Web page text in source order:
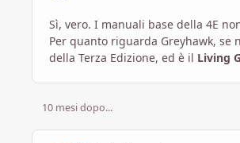
Sì, vero. I manuali base della 4E
Per quanto riguarda Greyhawk,
della Terza Edizione, ed è il Living
10 mesi dopo...